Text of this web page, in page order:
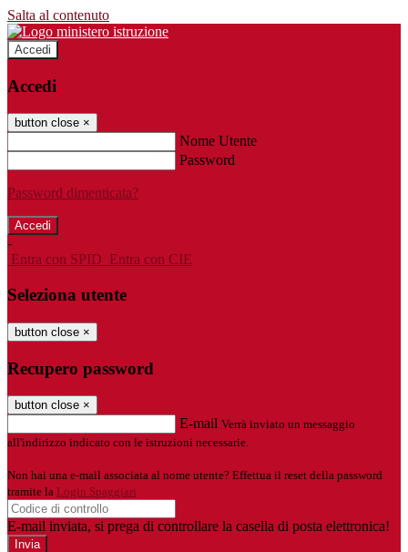
Salta al contenuto
Accedi
Accedi
button close ×
Nome Utente
Password
Password dimenticata?
-
Entra con SPID Entra con CIE
Seleziona utente
button close ×
Recupero password
button close ×
E-mail Verrà inviato un messaggio
all'indirizzo indicato con le istruzioni necessarie.
Non hai una e-mail associata al nome utente? Effettua il reset della password
tramite la Login Spaggiari
E-mail inviata, si prega di controllare la casella di posta elettronica!